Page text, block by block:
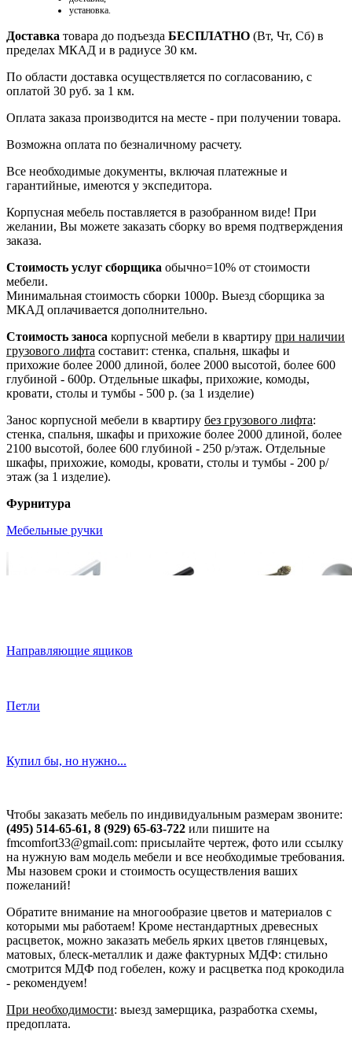
установка.
Доставка товара до подъезда БЕСПЛАТНО (Вт, Чт, Сб) в
пределах МКАД и в радиусе 30 км.
По области доставка осуществляется по согласованию, с
оплатой 30 руб. за 1 км.
Оплата заказа производится на месте - при получении товара.
Возможна оплата по безналичному расчету.
Все необходимые документы, включая платежные и
гарантийные, имеются у экспедитора.
Корпусная мебель поставляется в разобранном виде! При
желании, Вы можете заказать сборку во время подтверждения
заказа.
Стоимость услуг сборщика обычно=10% от стоимости
мебели.
Минимальная стоимость сборки 1000р. Выезд сборщика за
МКАД оплачивается дополнительно.
Стоимость заноса корпусной мебели в квартиру при наличии
грузового лифта составит: стенка, спальня, шкафы и
прихожие более 2000 длиной, более 2000 высотой, более 600
глубиной - 600р. Отдельные шкафы, прихожие, комоды,
кровати, столы и тумбы - 500 р. (за 1 изделие)
Занос корпусной мебели в квартиру без грузового лифта:
стенка, спальня, шкафы и прихожие более 2000 длиной, более
2100 высотой, более 600 глубиной - 250 р/этаж. Отдельные
шкафы, прихожие, комоды, кровати, столы и тумбы - 200 р/
этаж (за 1 изделие).
Фурнитура
Мебельные ручки
Направляющие ящиков
Петли
Купил бы, но нужно...
Чтобы заказать мебель по индивидуальным размерам звоните:
(495) 514-65-61, 8 (929) 65-63-722 или пишите на
fmcomfort33@gmail.com: присылайте чертеж, фото или ссылку
на нужную вам модель мебели и все необходимые требования.
Мы назовем сроки и стоимость осуществления ваших
пожеланий!
Обратите внимание на многообразие цветов и материалов с
которыми мы работаем! Кроме нестандартных древесных
расцветок, можно заказать мебель ярких цветов глянцевых,
матовых, блеск-металлик и даже фактурных МДФ: стильно
смотрится МДФ под гобелен, кожу и расцветка под крокодила
- рекомендуем!
При необходимости: выезд замерщика, разработка схемы,
предоплата.